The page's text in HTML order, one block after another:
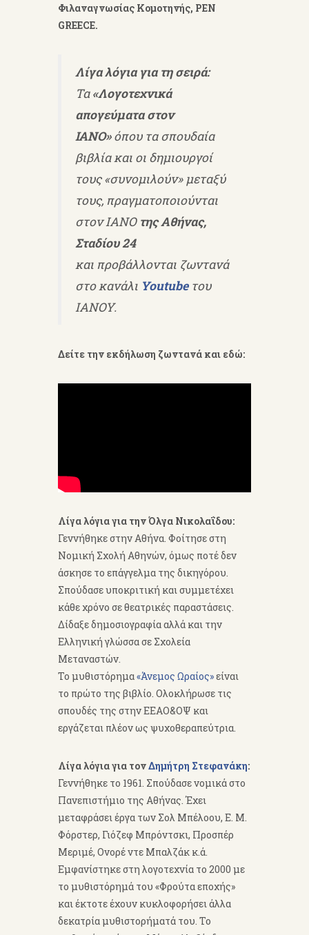
Φιλαναγνωσίας Κομοτηνής, PEN
GREECE.
Λίγα λόγια για τη σειρά:
Τα«Λογοτεχνικά
απογεύματα στον
ΙΑΝΟ»όπου τα σπουδαία
βιβλία και οι δημιουργοί
τους «συνομιλούν» μεταξύ
τους, πραγματοποιούνται
στον ΙΑΝΟ της Αθήνας,
Σταδίου 24
και προβάλλονται ζωντανά
στο κανάλι Youtubeτου
ΙΑΝΟΥ.
Δείτε την εκδήλωση ζωντανά και εδώ:
Λίγα λόγια για την Όλγα Νικολαΐδου:
Γεννήθηκε στην Αθήνα. Φοίτησε στη
Νομική Σχολή Αθηνών, όμως ποτέ δεν
άσκησε το επάγγελμα της δικηγόρου.
Σπούδασε υποκριτική και συμμετέχει
κάθε χρόνο σε θεατρικές παραστάσεις.
Δίδαξε δημοσιογραφία αλλά και την
Ελληνική γλώσσα σε Σχολεία
Μεταναστών.
Το μυθιστόρημα«Άνεμος Ωραίος»είναι
το πρώτο της βιβλίο. Ολοκλήρωσε τις
σπουδές της στην ΕΕΑΟ&ΟΨ και
εργάζεται πλέον ως ψυχοθεραπεύτρια.
Λίγα λόγια για τονΔημήτρη Στεφανάκη:
Γεννήθηκε το 1961. Σπούδασε νομικά στο
Πανεπιστήμιο της Αθήνας. Έχει
μεταφράσει έργα των Σολ Μπέλοου, Ε. Μ.
Φόρστερ, Γιόζεφ Μπρόντσκι, Προσπέρ
Μεριμέ, Ονορέ ντε Μπαλζάκ κ.ά.
Εμφανίστηκε στη λογοτεχνία το 2000 με
το μυθιστόρημά του «Φρούτα εποχής»
και έκτοτε έχουν κυκλοφορήσει άλλα
δεκατρία μυθιστορήματά του. Το